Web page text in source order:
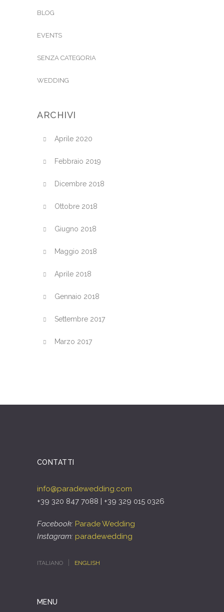
BLOG
EVENTS
SENZA CATEGORIA
WEDDING
ARCHIVI
Aprile 2020
Febbraio 2019
Dicembre 2018
Ottobre 2018
Giugno 2018
Maggio 2018
Aprile 2018
Gennaio 2018
Settembre 2017
Marzo 2017
CONTATTI
info@paradewedding.com
+39 320 847 7088 | +39 329 015 0326
Facebook: Parade Wedding
Instagram: paradewedding
ITALIANO ENGLISH
MENU